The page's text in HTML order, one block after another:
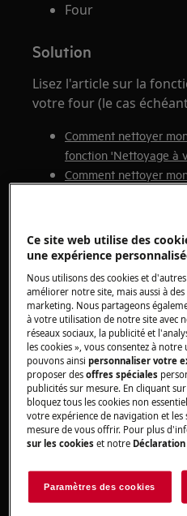
Four
Solution
Lisez l'article sur la
votre four (le cas
Comment nettoyer
fonction 'Nettoyage à
Comment nettoyer
Si votre four n'a
d'autonettoyage,
four manuellement:
Éteignez le four et
Retirez toutes les
de cuisson.
Ce site web utilise des
une expérience
Nous utilisons des cookies et
améliorer notre site, mais aussi à
marketing. Nous partageons
à votre utilisation de notre site avec
réseaux sociaux, la publicité et
les cookies », vous consentez à
pouvons ainsipersonnaliser votre
proposer desoffres spéciales
publicités sur mesure. En cliquant
bloquez tous les cookies non
votre expérience de navigation et les
mesure de vous offrir. Pour plus
sur les cookies et notre
Paramètres des cookies